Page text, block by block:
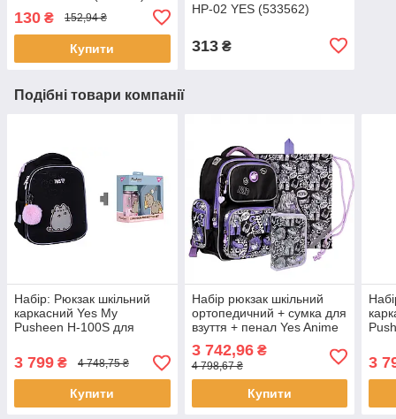
130 ₴ 152,94 ₴
Купити
HP-02 YES (533562)
313₴
Подібні товари компанії
Набір: Рюкзак шкільний
каркасний Yes My
Pusheen H-100S для
ланч-бокс YES Pusheen у
ПОДАРУНОК (550206П)
3 799 ₴ 4 748,75 ₴
Купити
Набір рюкзак шкільний
ортопедичний + сумка для
взуття + пенал Yes Anime
S-101 (559807)
3 742,96₴
4 798,67 ₴
Купити
3